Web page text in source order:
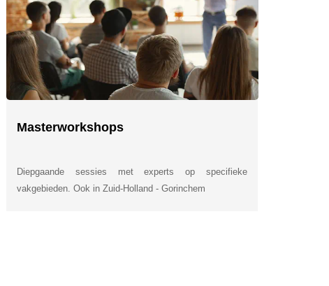
Masterworkshops
Diepgaande sessies met experts op specifieke
vakgebieden. Ook in Zuid-Holland - Gorinchem